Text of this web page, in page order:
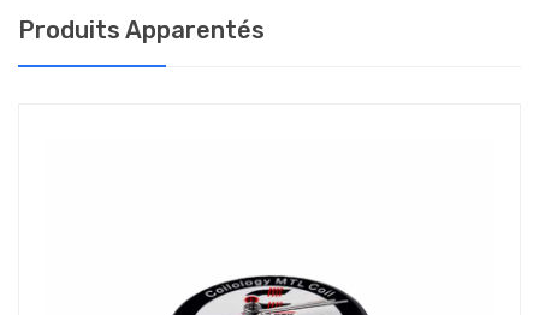
Produits Apparentés